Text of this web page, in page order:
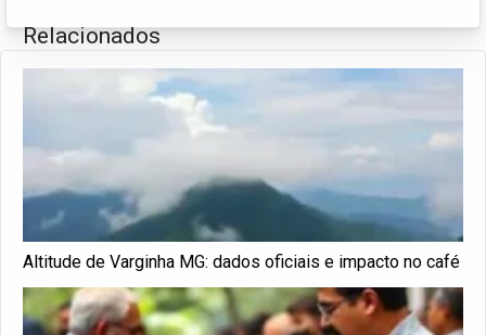
Relacionados
Altitude de Varginha MG: dados oficiais e impacto no café